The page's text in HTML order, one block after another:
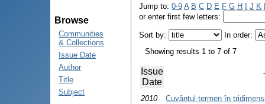
Browse
Communities
& Collections
Issue Date
Author
Title
Subject
Jump to: 0-9 A B C D E F G H J K
or enter first few letters:
Sort by:
In order:
Showing results 1 to 7 of 7
Issue
Date
2010 Cuvântul-termen în